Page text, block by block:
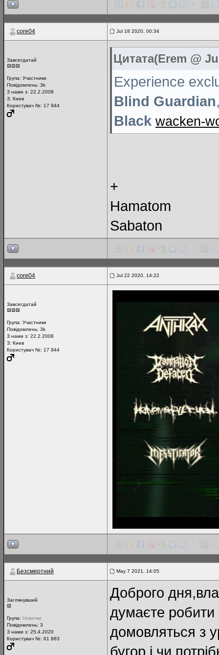
core04 Jul 18 2020, 00:34
Завсегдатай
Група: Участники
Повідомлень: 3k
З нами з: 22.2.2008
З: Киев
Користувач №: 17 944
Цитата(Erem @
Experience
Blind Guardian
Black wacken-
+
Hamatom
Sabaton
core04 Jul 22 2020, 14:22
Завсегдатай
Група: Участники
Повідомлень: 3k
З нами з: 22.2.2008
З: Киев
Користувач №: 17 944
Безсмертний May 7 2021, 14:05
Заглянувший
Група: Новички
Повідомлень: 3
З нами з: 25.4.2020
Користувач №: 61 883
Доброго
думаєте
домовляться з
бугор,і чи